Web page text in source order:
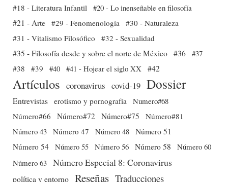
#18 - Literatura Infantil #20 - Lo inenseñable en filosofía
#21 - Arte #29 - Fenomenología
#30 - Naturaleza
#31 - Vitalismo Filosófico
#32 - Sexualidad
#35 - Filosofía desde y sobre el norte de México #36 #37
#38
#39 #40 #41 - Hojear el siglo XX #42
Artículos coronavirus covid-19 Dossier
Entrevistas erotismo y pornografía
Numero#68
Número#66
Número#72 Número#75
Número#81
Número 43 Número 47 Número 48 Número 51
Número 54 Número 55 Número 56 Número 58
Número 60
Número 63 Número Especial 8: Coronavirus
política y entorno Reseñas Traducciones